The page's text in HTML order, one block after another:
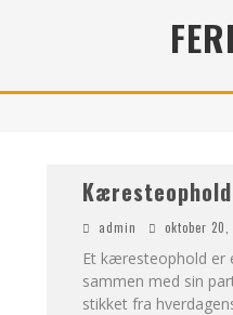
admin oktober 20,
Et kæresteophold er
sammen med sin
stikket fra